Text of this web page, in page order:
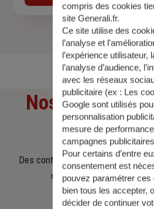
Nos offres
Des contrats clairs et flexibles
d’aujourd’hui et anticiper
compris des cookies
site Generali.fr.
Ce site utilise des
l’analyse et
l’expérience utilisateur,
l’analyse d’audience,
avec les réseaux
publicitaire (ex : Les
Google sont utilisés
personnalisation
mesure de
campagnes
Pour certains d’entre
consentement est
pouvez paramétrer ces
bien tous les accepter,
décider de continuer